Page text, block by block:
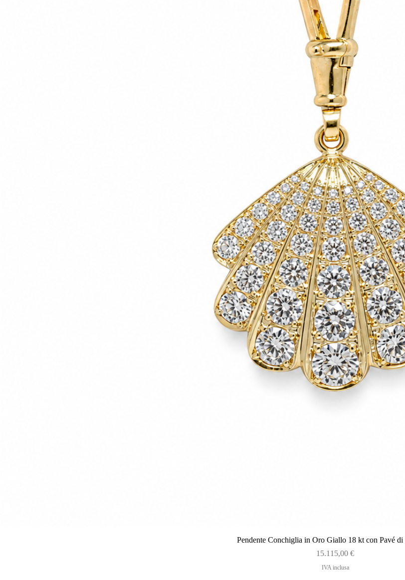
Vista rapida
Pendente Conchiglia in Oro Giallo 18 kt con Pavé
Prezzo
15.115,00 €
IVA inclusa